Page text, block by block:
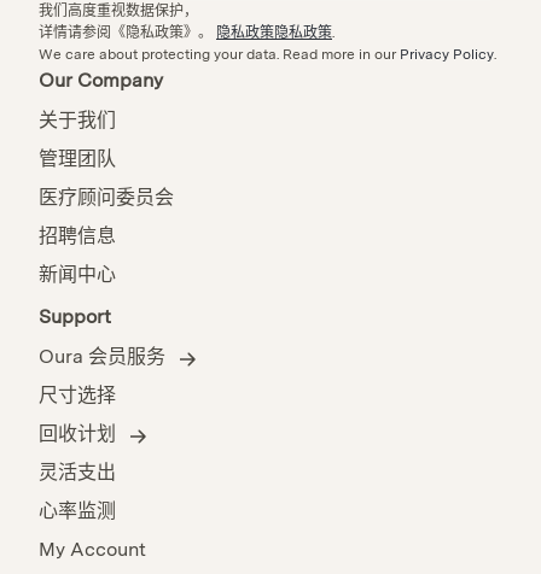
我们高度重视数据保护，
详情请参阅《隐私政策》。
隐私政策隐私政策.
We care about protecting your data. Read more in our Privacy Policy.
Our Company
关于我们
管理团队
医疗顾问委员会
招聘信息
新闻中心
Support
Oura 会员服务
尺寸选择
回收计划
灵活支出
心率监测
My Account